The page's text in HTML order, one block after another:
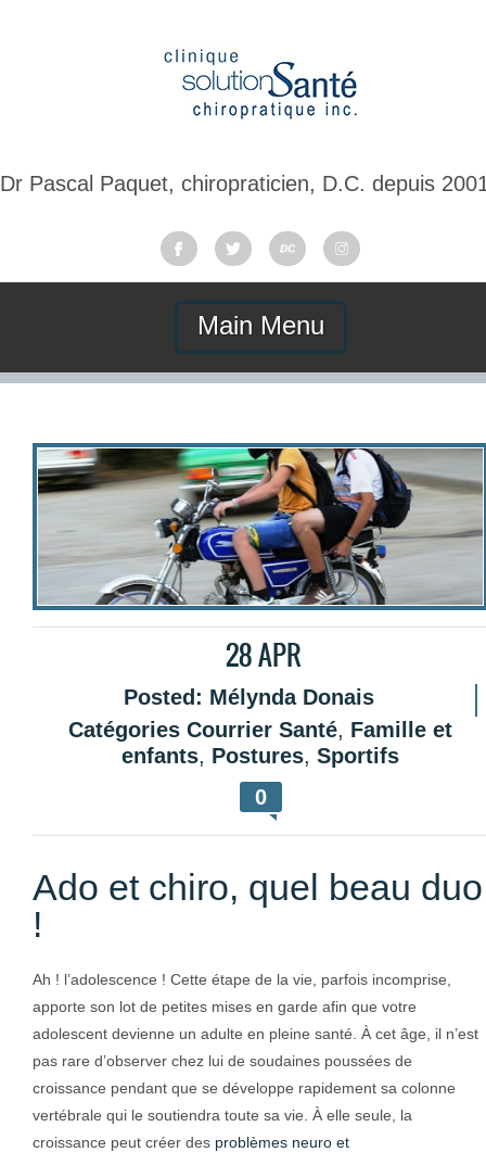
Dr Pascal Paquet, chiropraticien, D.C. depuis
Main Menu
28 APR
Posted: Mélynda Donais
Catégories Courrier Santé, Famille et
enfants, Postures, Sportifs
0
Ado et chiro, quel beau duo
!
Ah ! l’adolescence ! Cette étape de la vie, parfois incomprise,
apporte son lot de petites mises en garde afin que votre
adolescent devienne un adulte en pleine santé. À cet âge, il n’est
pas rare d’observer chez lui de soudaines poussées de
croissance pendant que se développe rapidement sa colonne
vertébrale qui le soutiendra toute sa vie. À elle seule, la
croissance peut créer des problèmes neuro et